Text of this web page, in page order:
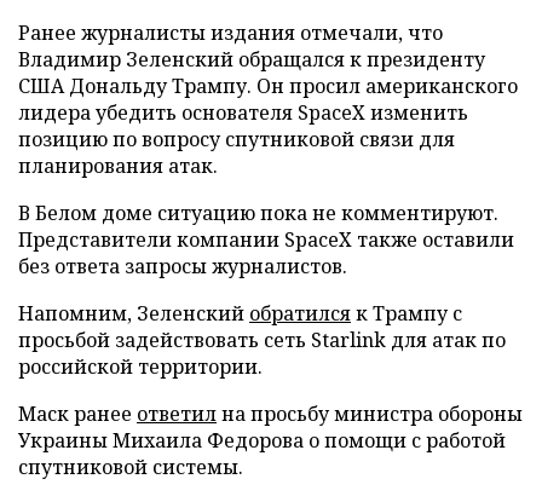
Ранее журналисты издания отмечали, что
Владимир Зеленский обращался к президенту
США Дональду Трампу. Он просил американского
лидера убедить основателя SpaceX изменить
позицию по вопросу спутниковой связи для
планирования атак.
В Белом доме ситуацию пока не комментируют.
Представители компании SpaceX также оставили
без ответа запросы журналистов.
Напомним, Зеленский обратилсяк Трампу с
просьбой задействовать сеть Starlink для атак по
российской территории.
Маск ранее ответилна просьбу министра обороны
Украины Михаила Федорова о помощи с работой
спутниковой системы.